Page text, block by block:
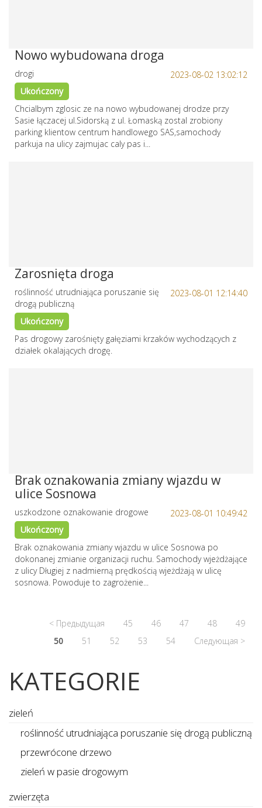
Nowo wybudowana droga
2023-08-02 13:02:12
drogi
Ukończony
Chcialbym zglosic ze na nowo wybudowanej drodze przy
Sasie łączacej ul.Sidorską z ul. Łomaską zostal zrobiony
parking klientow centrum handlowego SAS,samochody
parkuja na ulicy zajmujac caly pas i...
Zarosnięta droga
2023-08-01 12:14:40
roślinność utrudniająca poruszanie się
drogą publiczną
Ukończony
Pas drogowy zarośnięty gałęziami krzaków wychodzących z
działek okalających drogę.
Brak oznakowania zmiany wjazdu w
ulice Sosnowa
2023-08-01 10:49:42
uszkodzone oznakowanie drogowe
Ukończony
Brak oznakowania zmiany wjazdu w ulice Sosnowa po
dokonanej zmianie organizacji ruchu. Samochody wjeżdżające
z ulicy Długiej z nadmierną prędkością wjeżdżają w ulicę
sosnowa. Powoduje to zagrożenie...
< Предыдущая 45 46 47 48
49
50
51 52 53 54 Следующая >
KATEGORIE
zieleń
roślinność utrudniająca poruszanie się drogą publiczną
przewrócone drzewo
zieleń w pasie drogowym
zwierzęta